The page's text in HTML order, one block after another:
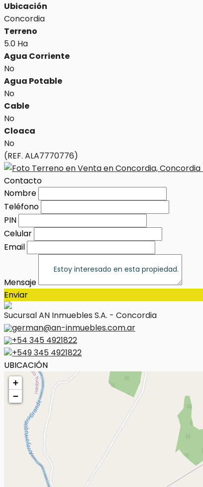
Ubicación
Concordia
Terreno
5.0 Ha
Agua Corriente
No
Agua Potable
No
Cable
No
Cloaca
No
(REF. ALA7770776)
Contacto
Nombre
Teléfono
PIN
Celular
Email
Mensaje
Enviar
Sucursal AN Inmuebles S.A. - Concordia
german@an-inmuebles.com.ar
+54 345 4921822
+549 345 4921822
UBICACIÓN
+
−